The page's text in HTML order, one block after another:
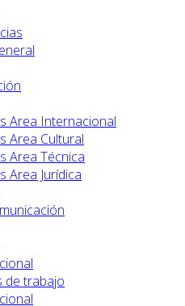
Area Internacional
Area Cultural
Area Técnica
Area Jurídica
de trabajo